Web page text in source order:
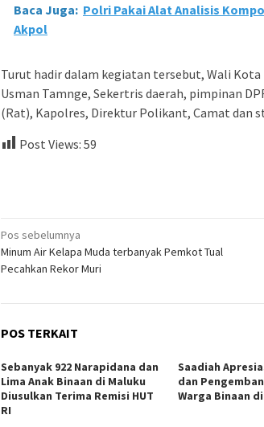
Baca Juga: Polri Pakai Alat Analisis
Akpol
Turut hadir dalam kegiatan tersebut, Wali
Usman Tamnge, Sekertris daerah, pimpinan
(Rat), Kapolres, Direktur Polikant, Camat dan
Post Views: 59
Navigasi
pos
Pos sebelumnya
Minum Air Kelapa Muda terbanyak Pemkot Tual
Pecahkan Rekor Muri
POS TERKAIT
Sebanyak 922 Narapidana dan
Lima Anak Binaan di Maluku
Diusulkan Terima Remisi HUT
RI
Saadiah
dan
Warga Binaan